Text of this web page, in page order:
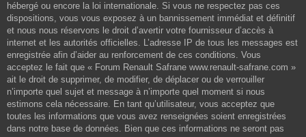
hébergé ou encore la loi internationale. Si vous ne respectez pas ces
dispositions, vous vous exposez à un bannissement immédiat et définitif
et nous nous réservons le droit d’avertir votre fournisseur d’accès à
internet et les autorités officielles. L’adresse IP de tous les messages est
enregistrée afin d’aider au renforcement de ces conditions. Vous
acceptez le fait que « Forum Renault Safrane www.renault-safrane.com »
ait le droit de supprimer, de modifier, de déplacer ou de verrouiller
n’importe quel sujet et message à n’importe quel moment si nous
estimons cela nécessaire. En tant qu’utilisateur, vous acceptez que
toutes les informations que vous avez renseignées soient enregistrées
dans notre base de données. Bien que ces informations ne seront pas